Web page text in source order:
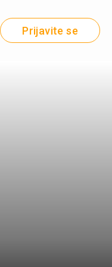
Prijavite se